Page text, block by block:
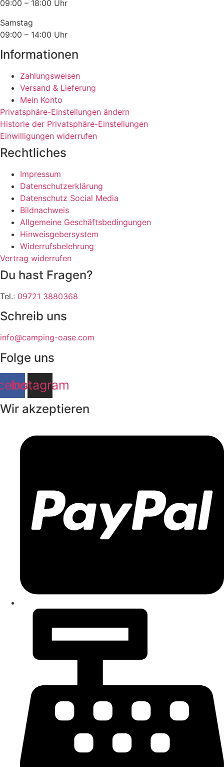
09:00 – 18:00 Uhr
Samstag
09:00 – 14:00 Uhr
Informationen
Zahlungsweisen
Versand & Lieferung
Mein Konto
Privatsphäre-Einstellungen ändern
Historie der Privatsphäre-Einstellungen
Einwilligungen widerrufen
Rechtliches
Impressum
Datenschutzerklärung
Datenschutz Social Media
Bildnachweis
Allgemeine Geschäftsbedingungen
Hinweisgebersystem
Widerrufsbelehrung
Vertrag widerrufen
Du hast Fragen?
Tel.: 09721 3880368
Schreib uns
info@camping-oase.com
Folge uns
Instagram
Wir akzeptieren